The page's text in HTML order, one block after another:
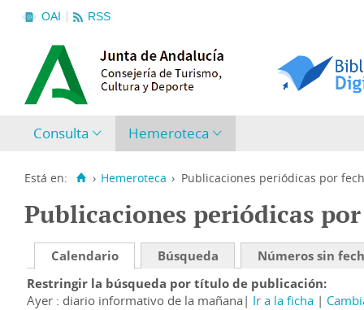
OAI RSS
Consulta Hemeroteca
Está en: › Hemeroteca › Publicaciones periódicas por
Publicaciones periódicas
Calendario Búsqueda
Números sin
Restringir la búsqueda por título de publicación
Ayer : diario informativo de la mañana
Ir a la ficha